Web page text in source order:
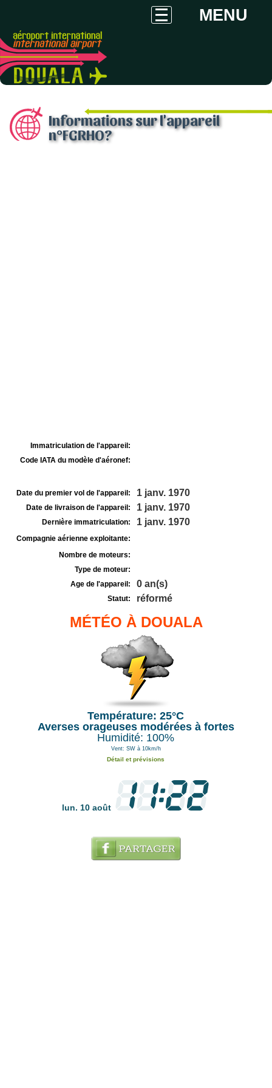
MENU
Informations sur l'appareil
n°FGRHO?
Immatriculation de l'appareil:
Code IATA du modèle d'aéronef:
Date du premier vol de l'appareil: 1 janv. 1970
Date de livraison de l'appareil: 1 janv. 1970
Dernière immatriculation: 1 janv. 1970
Compagnie aérienne exploitante:
Nombre de moteurs:
Type de moteur:
Age de l'appareil:
0 an(s)
Statut: réformé
MÉTÉO À DOUALA
Température: 25°C
Averses orageuses modérées à fortes
Humidité: 100%
Vent: SW à 10km/h
Détail et prévisions
lun. 10 août